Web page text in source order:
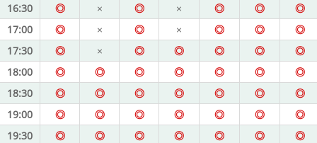
16:30
◎ × ◎ × ◎ ◎
◎
17:00
◎ × ◎ × ◎ ◎
◎
17:30
◎ × ◎ ◎ ◎ ◎
◎
18:00
◎ ◎ ◎ ◎ ◎ ◎
◎
18:30
◎ ◎ ◎ ◎ ◎ ◎
◎
19:00
◎ ◎ ◎ ◎ ◎ ◎
◎
19:30
◎ ◎ ◎ ◎ ◎ ◎ ◎